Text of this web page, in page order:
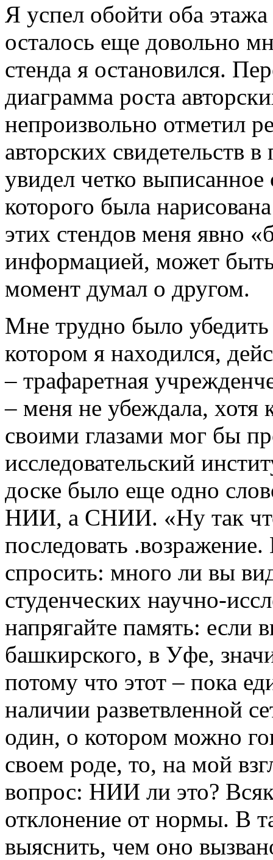
Я успел обойти оба
осталось еще довольно
стенда я остановился.
диаграмма роста
непроизвольно отметил
авторских свидетельств
увидел четко
которого была
этих стендов меня явно
информацией, может
момент думал о другом.
Мне трудно было
котором я находился,
– трафаретная
– меня не убеждала,
своими глазами мог бы
исследовательский
доске было еще одно
НИИ, а СНИИ. «Ну так
последовать
спросить: много ли вы
студенческих научно-
напрягайте память: если
башкирского, в Уфе,
потому что этот – пока
наличии разветвленной
один, о котором можно
своем роде, то, на мой
вопрос: НИИ ли это?
отклонение от нормы. В
выяснить, чем оно